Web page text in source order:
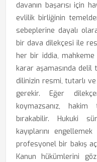
davanın başarısı için
evlilik birliğinin
sebeplerine dayalı
bir dava dilekçesi ile
her bir iddia, mahkeme
karar aşamasında delil
dilinizin resmi, tutarlı
gerekir. Eğer
koymazsanız, hakim
bırakabilir. Hukuki
kayıplarını
profesyonel bir bakış
Kanun hükümlerini